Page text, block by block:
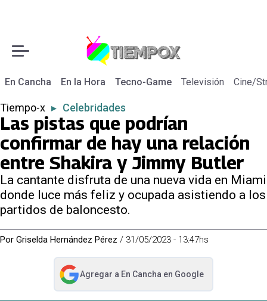
En Cancha En la Hora Tecno-Game Televisión Cine/
Tiempo-x ▸ Celebridades
Las pistas que podrían
confirmar de hay una relación
entre Shakira y Jimmy Butler
La cantante disfruta de una nueva vida en Miami
donde luce más feliz y ocupada asistiendo a los
partidos de baloncesto.
Por Griselda Hernández Pérez / 31/05/2023 - 13:47hs
Agregar a En Cancha en Google
abre en nueva pestaña